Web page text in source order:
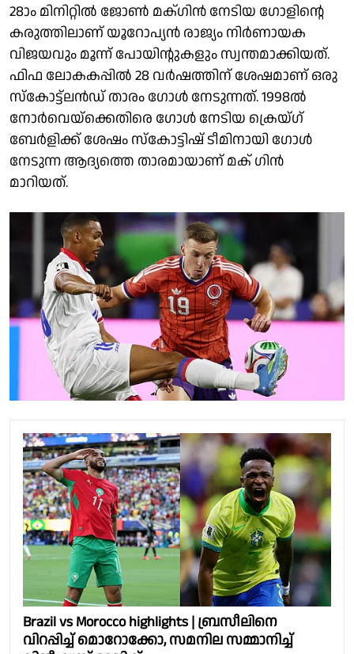
28ാം മിനിറ്റിൽ ജോൺ മക്‌ഗിൻ നേടിയ ഗോളിൻ്റെ
കരുത്തിലാണ് യൂറോപ്യൻ രാജ്യം നിർണായക
വിജയവും മൂന്ന് പോയിൻ്റുകളും സ്വന്തമാക്കിയത്.
ഫിഫ ലോകകപ്പിൽ 28 വർഷത്തിന് ശേഷമാണ് ഒരു
സ്കോട്ട്‌ലൻഡ് താരം ഗോൾ നേടുന്നത്. 1998ൽ
നോർവെയ്ക്കെതിരെ ഗോൾ നേടിയ ക്രെയ്ഗ്
ബേർളിക്ക് ശേഷം സ്കോട്ടിഷ് ടീമിനായി ഗോൾ
നേടുന്ന ആദ്യത്തെ താരമായാണ് മക് ഗിൻ
മാറിയത്.
Brazil vs Morocco highlights | ബ്രസീലിനെ
വിറപ്പിച്ച് മൊറോക്കോ, സമനില സമ്മാനിച്ച്